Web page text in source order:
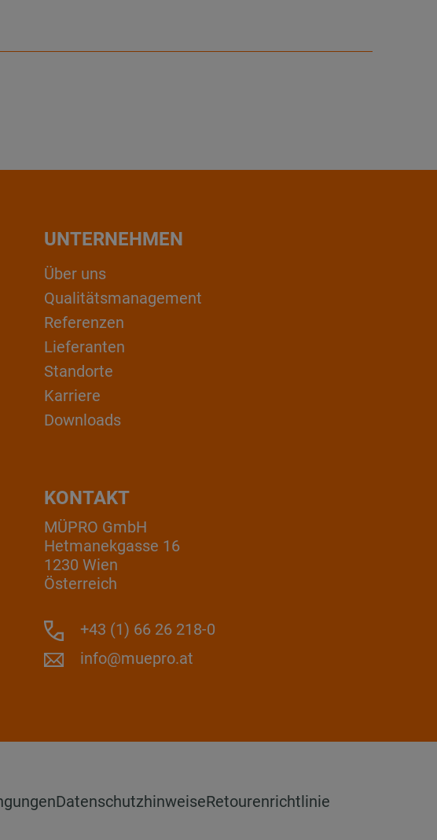
UNTERNEHMEN
Über uns
Qualitätsmanagement
Referenzen
Lieferanten
Standorte
Karriere
Downloads
KONTAKT
MÜPRO GmbH
Hetmanekgasse 16
1230 Wien
Österreich
+43 (1) 66 26 218-0
info@muepro.at
DatenschutzhinweiseRetourenrichtlinie